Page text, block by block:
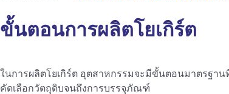
ขั้นตอนการผลิตโยเกิร์ต
ในการผลิตโยเกิร์ต อุตสาหกรรมจะมีขั้นตอนมาตรฐา
คัดเลือกวัตถุดิบจนถึงการบรรจุภัณฑ์